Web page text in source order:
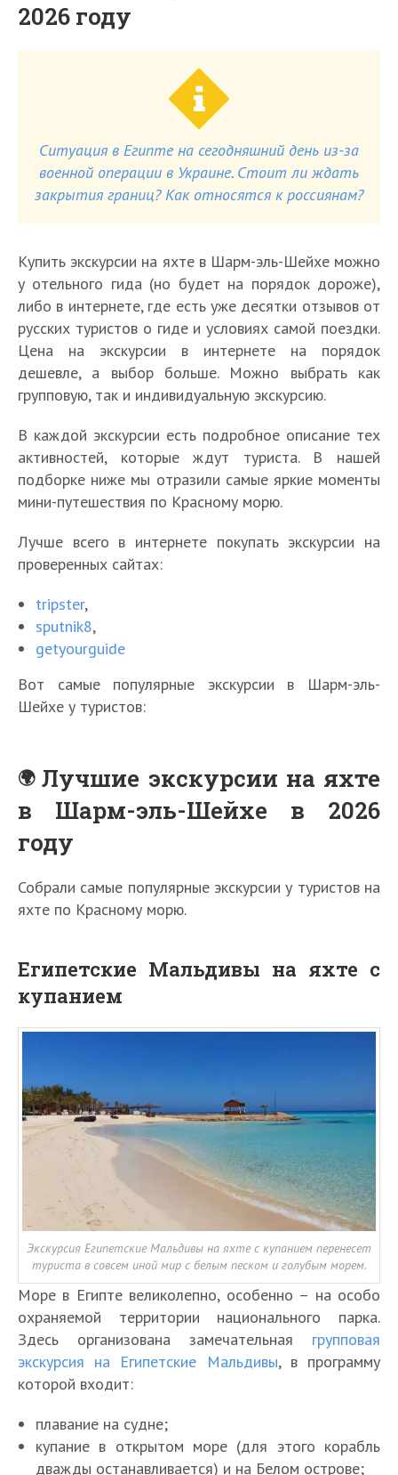
2026 году
Ситуация в Египте на сегодняшний день из-за
военной операции в Украине. Стоит ли ждать
закрытия границ? Как относятся к россиянам?
Купить экскурсии на яхте в Шарм-эль-Шейхе можно
у отельного гида (но будет на порядок дороже),
либо в интернете, где есть уже десятки отзывов от
русских туристов о гиде и условиях самой поездки.
Цена на экскурсии в интернете на порядок
дешевле, а выбор больше. Можно выбрать как
групповую, так и индивидуальную экскурсию.
В каждой экскурсии есть подробное описание тех
активностей, которые ждут туриста. В нашей
подборке ниже мы отразили самые яркие моменты
мини-путешествия по Красному морю.
Лучше всего в интернете покупать экскурсии на
проверенных сайтах:
tripster,
sputnik8,
getyourguide
Вот самые популярные экскурсии в Шарм-эль-
Шейхе у туристов:
Лучшие экскурсии на яхте
в Шарм-эль-Шейхе в 2026
году
Собрали самые популярные экскурсии у туристов на
яхте по Красному морю.
Египетские Мальдивы на яхте с
купанием
Экскурсия Египетские Мальдивы на яхте с купанием перенесет
туриста в совсем иной мир с белым песком и голубым морем.
Море в Египте великолепно, особенно – на особо
охраняемой территории национального парка.
Здесь организована замечательная групповая
экскурсия на Египетские Мальдивы, в программу
которой входит:
плавание на судне;
купание в открытом море (для этого корабль
дважды останавливается) и на Белом острове;